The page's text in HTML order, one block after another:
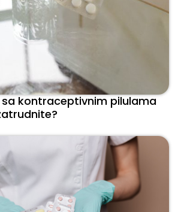
kontraceptivnim pilulama